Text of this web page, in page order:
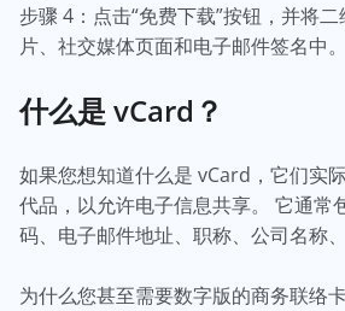
步骤 4：点击“免费下载”按钮，并将
片、社交媒体页面和电子邮件签名中。
什么是 vCard？
如果您想知道什么是 vCard，它们实
代品，以允许电子信息共享。 它通常
码、电子邮件地址、职称、公司名称
为什么您甚至需要数字版的商务联络